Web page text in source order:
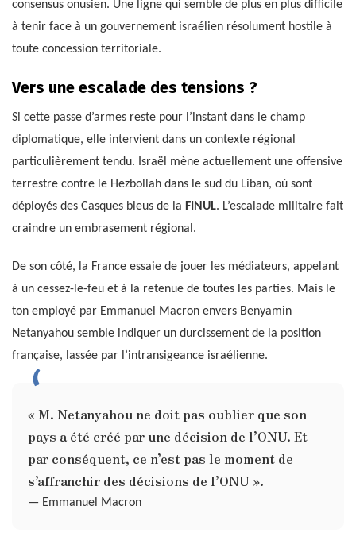
consensus onusien. Une ligne qui semble de plus en plus difficile
à tenir face à un gouvernement israélien résolument hostile à
toute concession territoriale.
Vers une escalade des tensions ?
Si cette passe d’armes reste pour l’instant dans le champ
diplomatique, elle intervient dans un contexte régional
particulièrement tendu. Israël mène actuellement une offensive
terrestre contre le Hezbollah dans le sud du Liban, où sont
déployés des Casques bleus de la FINUL. L’escalade militaire fait
craindre un embrasement régional.
De son côté, la France essaie de jouer les médiateurs, appelant
à un cessez-le-feu et à la retenue de toutes les parties. Mais le
ton employé par Emmanuel Macron envers Benyamin
Netanyahou semble indiquer un durcissement de la position
française, lassée par l’intransigeance israélienne.
« M. Netanyahou ne doit pas oublier que son
pays a été créé par une décision de l’ONU. Et
par conséquent, ce n’est pas le moment de
s’affranchir des décisions de l’ONU ».
— Emmanuel Macron